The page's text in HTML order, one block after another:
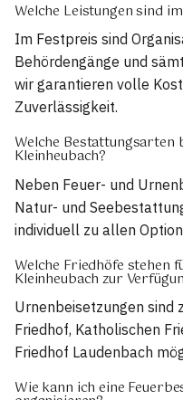
Welche Leistungen sind
Im Festpreis sind
Behördengänge und
wir garantieren volle
Zuverlässigkeit.
Welche
Kleinheubach?
Neben Feuer- und
Natur- und
individuell zu allen
Welche Friedhöfe stehen
Kleinheubach zur
Urnenbeisetzungen sind
Friedhof, Katholischen
Friedhof Laudenbach
Wie kann ich eine